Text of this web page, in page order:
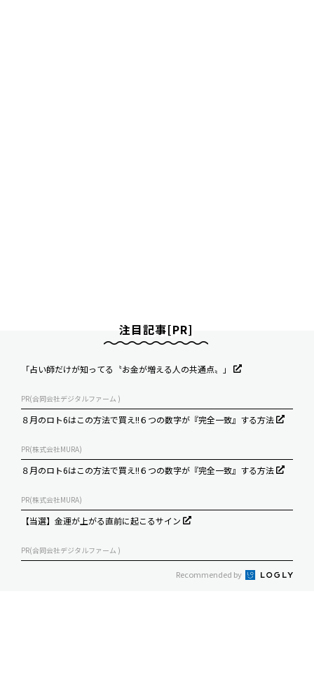
注目記事[PR]
「占い師だけが知ってる〝お金が増える人の共通点〟」
PR(合同会社デジタルファーム )
８月のロト6はこの方法で買え!!６つの数字が『完全一致』する方法
PR(株式会社MURA)
８月のロト6はこの方法で買え!!６つの数字が『完全一致』する方法
PR(株式会社MURA)
【当選】金運が上がる直前に起こるサイン
PR(合同会社デジタルファーム )
Recommended by